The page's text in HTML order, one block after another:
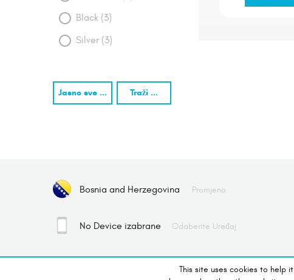
Black (3)
Silver (3)
Jasno sve ... Traži ...
This site uses cookies to help
Bosnia and Herzegovina Promjena
No Device izabrane Odaberite Uređaj